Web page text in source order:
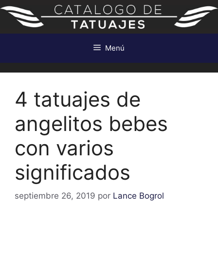
Saltar
contenido
Menú
4 tatuajes de
angelitos bebes
con varios
significados
septiembre 26, 2019 por Lance Bogrol